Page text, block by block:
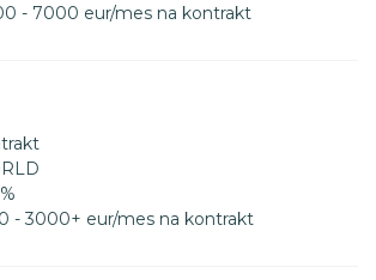
- 7000 eur/mes na kontrakt
- 3000+ eur/mes na kontrakt